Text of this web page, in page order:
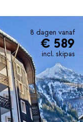
Hier vind je een
en hamam. Met een
beleef je een
hoogste berg,
8 dagen vanaf
€ 589
incl. skipas